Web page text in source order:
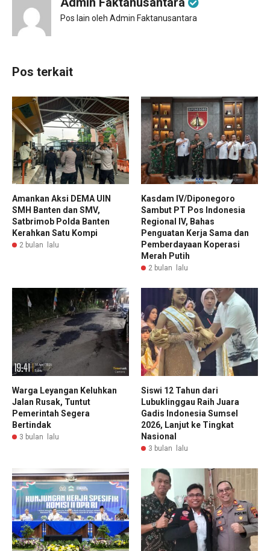
Pos lain oleh Admin Faktanusantara
Pos terkait
Amankan Aksi DEMA UIN
SMH Banten dan SMV,
Satbrimob Polda Banten
Kerahkan Satu Kompi
2 bulan lalu
Kasdam IV/Diponegoro
Sambut PT Pos Indonesia
Regional IV, Bahas
Penguatan Kerja Sama dan
Pemberdayaan Koperasi
Merah Putih
2 bulan lalu
Warga Leyangan Keluhkan
Jalan Rusak, Tuntut
Pemerintah Segera
Bertindak
3 bulan lalu
Siswi 12 Tahun dari
Lubuklinggau Raih Juara
Gadis Indonesia Sumsel
2026, Lanjut ke Tingkat
Nasional
3 bulan lalu